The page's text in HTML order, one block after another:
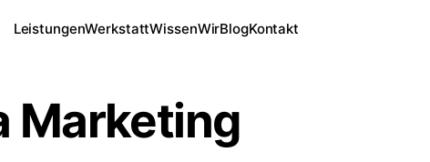
LeistungenWerkstattWissenWirBlogKontakt
Marketing